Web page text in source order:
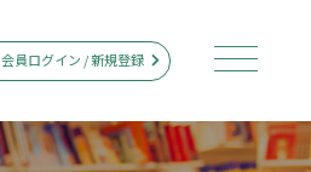
会員ログイン / 新規登録